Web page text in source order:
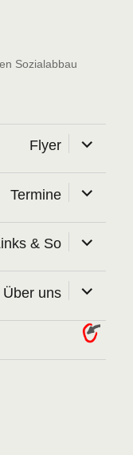
Sozialabbau
Flyer öffnen
Termine öffnen
& So öffnen
Über uns öffnen